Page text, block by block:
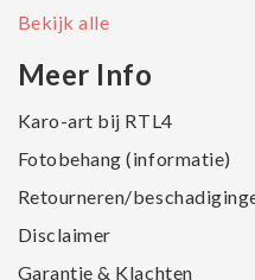
Bekijk alle
Meer Info
Karo-art bij RTL4
Fotobehang (informatie)
Retourneren/
Disclaimer
Garantie & Klachten